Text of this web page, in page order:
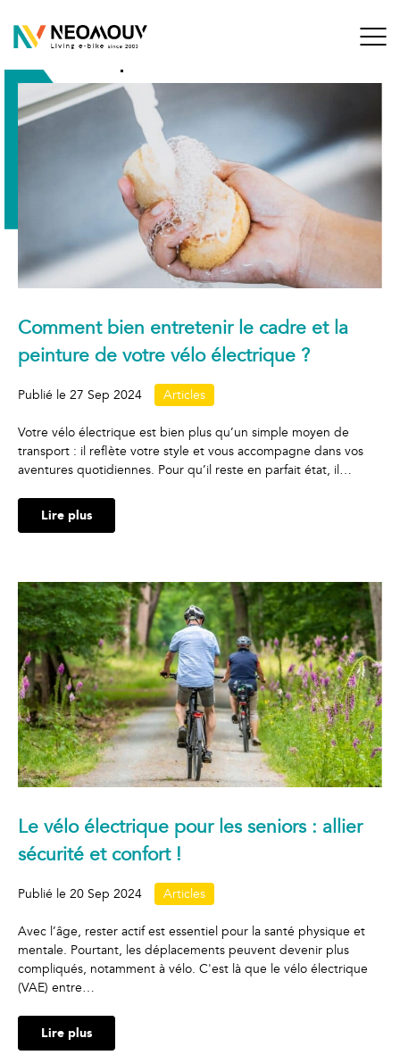
contenu
Blog de NEOMOUV
Living E-bikes since 2003
Mois :septembre 2024
Comment bien entretenir le cadre et la
peinture de votre vélo électrique ?
Publié le 27 Sep 2024 Articles
Votre vélo électrique est bien plus qu’un simple moyen de
transport : il reflète votre style et vous accompagne dans vos
aventures quotidiennes. Pour qu’il reste en parfait état, il…
Lire plus
Le vélo électrique pour les seniors : allier
sécurité et confort !
Publié le 20 Sep 2024 Articles
Avec l’âge, rester actif est essentiel pour la santé physique et
mentale. Pourtant, les déplacements peuvent devenir plus
compliqués, notamment à vélo. C'est là que le vélo électrique
(VAE) entre…
Lire plus